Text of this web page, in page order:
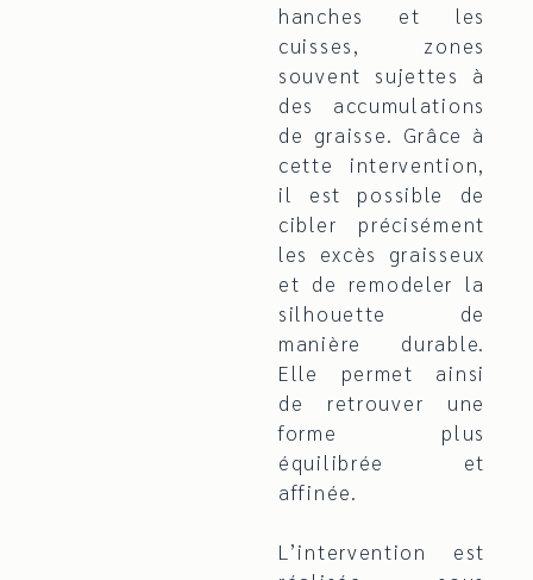
hanches et les
cuisses, zones
souvent sujettes à
des accumulations
de graisse. Grâce à
cette intervention,
il est possible de
cibler précisément
les excès graisseux
et de remodeler la
silhouette de
manière durable.
Elle permet ainsi
de retrouver une
forme plus
équilibrée et
affinée.
L’intervention est